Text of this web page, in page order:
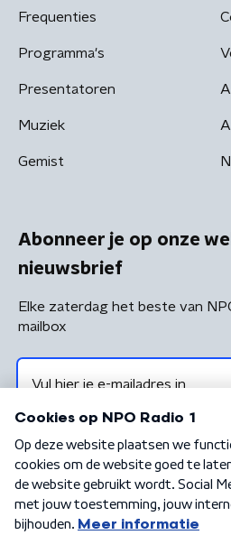
Frequenties
Programma's
Presentatoren
Muziek
Gemist
Abonneer je op onze
nieuwsbrief
Elke zaterdag het beste van
mailbox
Algemene voorwaarden